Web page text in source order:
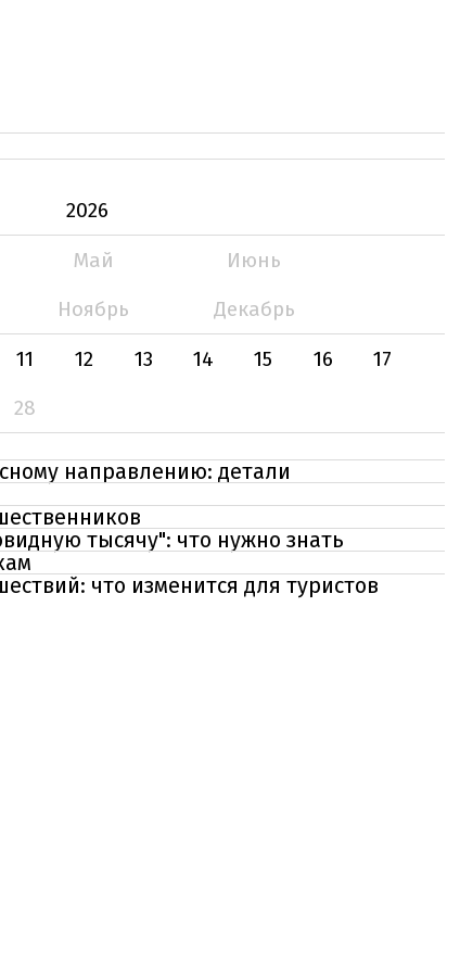
2026
Май
Июнь
Ноябрь
Декабрь
11 12 13 14 15 16
17
28
направлению: детали
тысячу": что нужно знать
что изменится для туристов